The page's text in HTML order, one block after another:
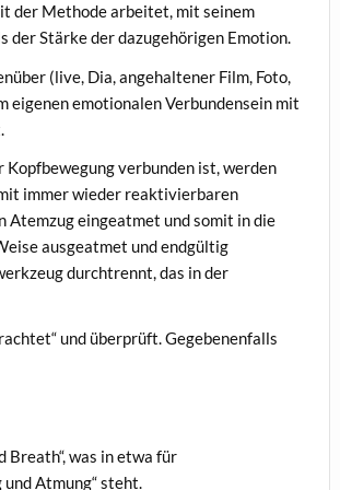
der Methode arbeitet, mit seinem
der Stärke der dazugehörigen Emotion.
(live, Dia, angehaltener Film, Foto,
emotionalen Verbundensein mit
verbunden ist, werden
immer wieder reaktivierbaren
Atemzug eingeatmet und somit in die
ausgeatmet und endgültig
durchtrennt, das in der
und überprüft. Gegebenenfalls
was in etwa für
Atmung“ steht.